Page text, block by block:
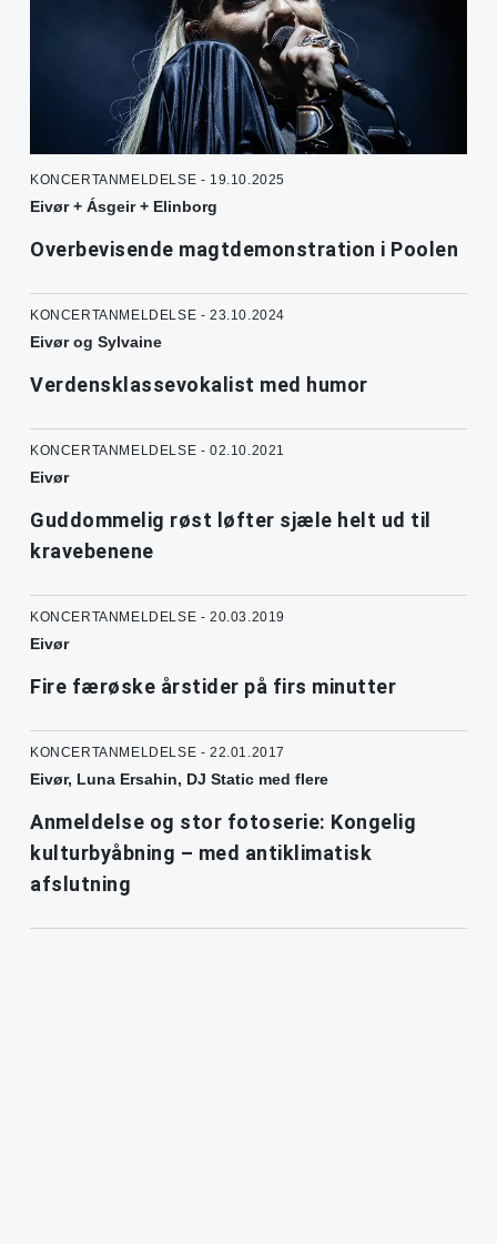
KONCERTANMELDELSE - 19.10.2025
Eivør + Ásgeir + Elinborg
Overbevisende magtdemonstration i Poolen
KONCERTANMELDELSE - 23.10.2024
Eivør og Sylvaine
Verdensklassevokalist med humor
KONCERTANMELDELSE - 02.10.2021
Eivør
Guddommelig røst løfter sjæle helt ud til
kravebenene
KONCERTANMELDELSE - 20.03.2019
Eivør
Fire færøske årstider på firs minutter
KONCERTANMELDELSE - 22.01.2017
Eivør, Luna Ersahin, DJ Static med flere
Anmeldelse og stor fotoserie: Kongelig
kulturbyåbning – med antiklimatisk
afslutning